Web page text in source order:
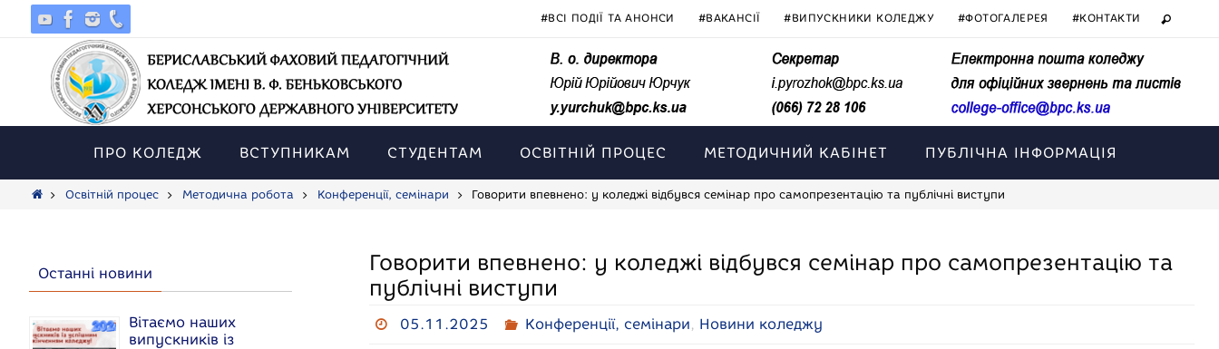
#ВСІ ПОДІЇ ТА АНОНСИ #ВАКАНСІЇ #ВИПУСКНИКИ КОЛЕДЖУ #ФОТОГАЛЕРЕЯ #КОНТАКТИ
ПРО КОЛЕДЖ ВСТУПНИКАМ СТУДЕНТАМ ОСВІТНІЙ ПРОЦЕС МЕТОДИЧНИЙ КАБІНЕТ ПУБЛІЧНА ІНФОРМАЦІЯ
HomeОсвітній процес Методична робота Конференції, семінари Говорити впевнено: у коледжі відбувся семінар про самопрезентацію та публічні виступи
Говорити впевнено: у коледжі відбувся семінар про самопрезентацію та
публічні виступи
05.11.2025 Конференції, семінари, Новини коледжу
Останні новини
Вітаємо наших
випускників із